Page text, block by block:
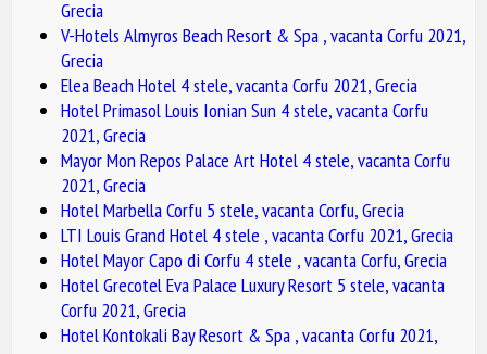
Grecia
V-Hotels Almyros Beach Resort & Spa , vacanta Corfu 2021,
Grecia
Elea Beach Hotel 4 stele, vacanta Corfu 2021, Grecia
Hotel Primasol Louis Ionian Sun 4 stele, vacanta Corfu
2021, Grecia
Mayor Mon Repos Palace Art Hotel 4 stele, vacanta Corfu
2021, Grecia
Hotel Marbella Corfu 5 stele, vacanta Corfu, Grecia
LTI Louis Grand Hotel 4 stele , vacanta Corfu 2021, Grecia
Hotel Mayor Capo di Corfu 4 stele , vacanta Corfu, Grecia
Hotel Grecotel Eva Palace Luxury Resort 5 stele, vacanta
Corfu 2021, Grecia
Hotel Kontokali Bay Resort & Spa , vacanta Corfu 2021,